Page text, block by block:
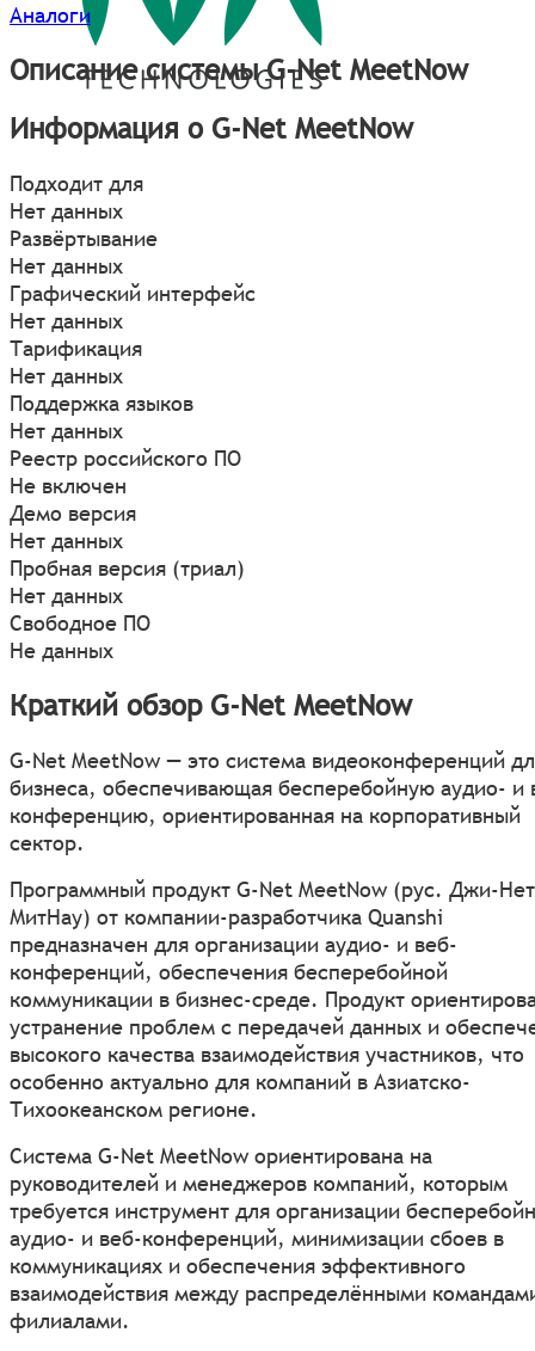
Аналоги
Описание системы G-Net MeetNow
Информация о G-Net MeetNow
Подходит для
Нет данных
Развёртывание
Нет данных
Графический интерфейс
Нет данных
Тарификация
Нет данных
Поддержка языков
Нет данных
Реестр российского ПО
Не включен
Демо версия
Нет данных
Пробная версия (триал)
Нет данных
Свободное ПО
Не данных
Краткий обзор G-Net MeetNow
G-Net MeetNow — это система видеоконференций
бизнеса, обеспечивающая бесперебойную аудио- и
конференцию, ориентированная на корпоративный
сектор.
Программный продукт G-Net MeetNow (рус. Джи-Нет
МитНау) от компании-разработчика Quanshi
предназначен для организации аудио- и веб-
конференций, обеспечения бесперебойной
коммуникации в бизнес-среде. Продукт
устранение проблем с передачей данных и
высокого качества взаимодействия участников, что
особенно актуально для компаний в Азиатско-
Тихоокеанском регионе.
Система G-Net MeetNow ориентирована на
руководителей и менеджеров компаний, которым
требуется инструмент для организации
аудио- и веб-конференций, минимизации сбоев в
коммуникациях и обеспечения эффективного
взаимодействия между распределёнными
филиалами.